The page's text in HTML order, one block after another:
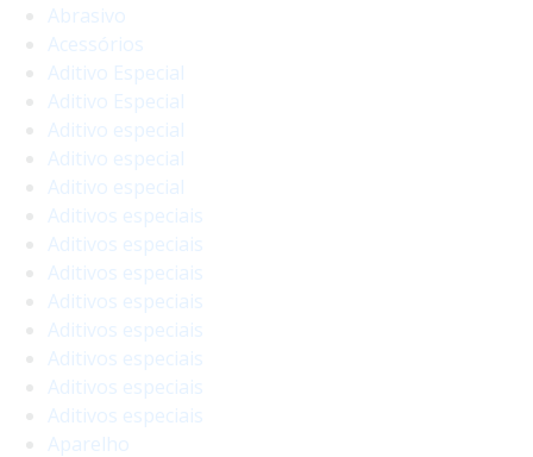
Abrasivo
Acessórios
Aditivo Especial
Aditivo Especial
Aditivo especial
Aditivo especial
Aditivo especial
Aditivos especiais
Aditivos especiais
Aditivos especiais
Aditivos especiais
Aditivos especiais
Aditivos especiais
Aditivos especiais
Aditivos especiais
Aparelho